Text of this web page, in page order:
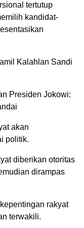
tertutup
kandidat-
Kalahlan Sandi
Presiden Jokowi:
akan
politik.
diberikan otoritas
dirampas
rakyat
terwakili.